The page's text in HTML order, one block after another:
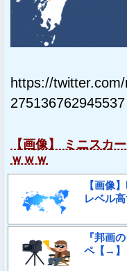
https://
275136762945537
【画像】 ミニスカ
ｗｗｗ
【画像
レベル
『邦画
ペ【→】